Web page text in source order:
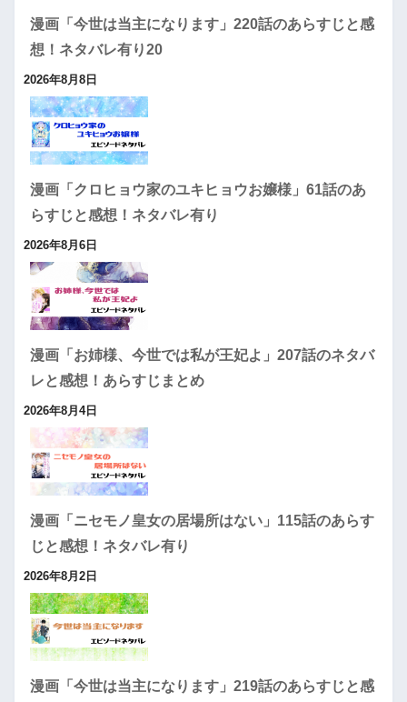
漫画「今世は当主になります」220話のあらすじと感
想！ネタバレ有り20
2026年8月8日
漫画「クロヒョウ家のユキヒョウお嬢様」61話のあ
らすじと感想！ネタバレ有り
2026年8月6日
漫画「お姉様、今世では私が王妃よ」207話のネタバ
レと感想！あらすじまとめ
2026年8月4日
漫画「ニセモノ皇女の居場所はない」115話のあらす
じと感想！ネタバレ有り
2026年8月2日
漫画「今世は当主になります」219話のあらすじと感